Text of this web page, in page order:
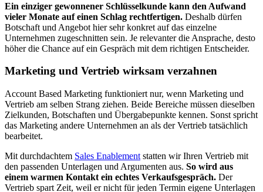
Ein einziger gewonnener Schlüsselkunde kann den Aufwand
vieler Monate auf einen Schlag rechtfertigen. Deshalb dürfen
Botschaft und Angebot hier sehr konkret auf das einzelne
Unternehmen zugeschnitten sein. Je relevanter die Ansprache, desto
höher die Chance auf ein Gespräch mit dem richtigen Entscheider.
Marketing und Vertrieb wirksam verzahnen
Account Based Marketing funktioniert nur, wenn Marketing und
Vertrieb am selben Strang ziehen. Beide Bereiche müssen dieselben
Zielkunden, Botschaften und Übergabepunkte kennen. Sonst spricht
das Marketing andere Unternehmen an als der Vertrieb tatsächlich
bearbeitet.
Mit durchdachtem Sales Enablement statten wir Ihren Vertrieb mit
den passenden Unterlagen und Argumenten aus. So wird aus
einem warmen Kontakt ein echtes Verkaufsgespräch. Der
Vertrieb spart Zeit, weil er nicht für jeden Termin eigene Unterlagen